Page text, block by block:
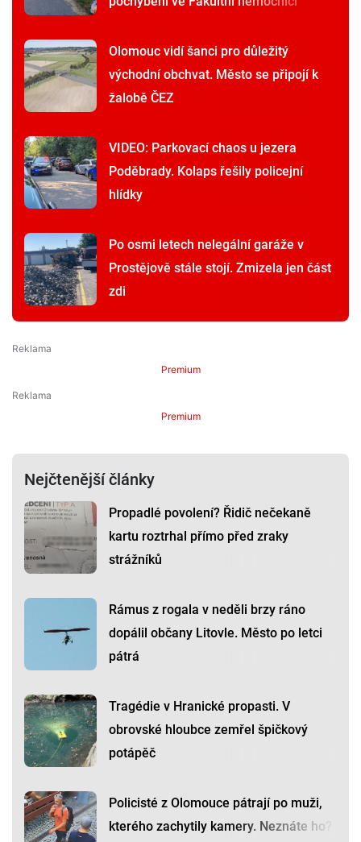
Olomouc vidí šanci pro důležitý
východní obchvat. Město se připojí k
žalobě ČEZ
VIDEO: Parkovací chaos u jezera
Poděbrady. Kolaps řešily policejní
hlídky
Po osmi letech nelegální garáže v
Prostějově stále stojí. Zmizela jen část
zdi
Premium
Premium
Nejčtenější články
Propadlé povolení? Řidič nečekaně
kartu roztrhal přímo před zraky
strážníků
Rámus z rogala v neděli brzy ráno
dopálil občany Litovle. Město po letci
pátrá
Tragédie v Hranické propasti. V
obrovské hloubce zemřel špičkový
potápěč
Policisté z Olomouce pátrají po muži,
kterého zachytily kamery. Neznáte ho?